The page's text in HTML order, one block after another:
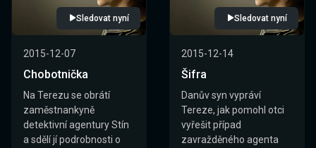
Sledovat nyní
2015-12-07
Chobotnička
Na Terezu se obrátí
zaměstnankyně
detektivní agentury Stín
a sdělí jí podrobnosti o
Sledovat nyní
2015-12-14
Šifra
Danův syn vypráví
Tereze, jak pomohl otci
vyřešit případ
zavražděného agenta